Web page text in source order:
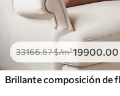
33166.67$/m²19900.00